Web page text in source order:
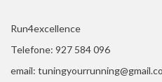
Run4excellence
Telefone: 927 584 096
email: